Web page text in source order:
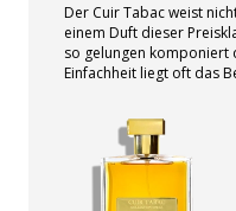
Der Cuir Tabac weist
einem Duft dieser
so gelungen komponiert
Einfachheit liegt oft das